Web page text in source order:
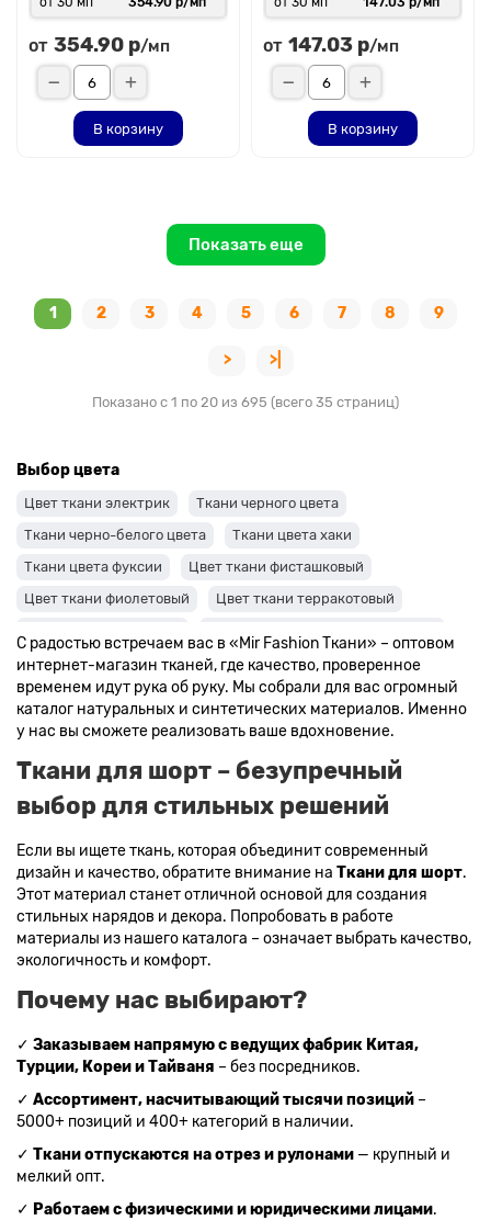
от 354.90 р/мп
В корзину
от 147.03 р/мп
В корзину
Показать еще
1 2 3 4 5 6 7 8 9
> >|
Показано с 1 по 20 из 695 (всего 35 страниц)
Выбор цвета
Цвет ткани электрик
Ткани черного цвета
Ткани черно-белого цвета
Ткани цвета хаки
Ткани цвета фуксии
Цвет ткани фисташковый
Цвет ткани фиолетовый
Цвет ткани терракотовый
Цвет ткани серый + оттенки: темные и светлые
Цвет ткани салатовый
Цвет ткани розовый
Ткани цвета пудра
Ткани персикового цвета
Ткани оранжевого цвета
Ткани оливкового цвета
Ткани лимонного цвета
Ткани красного цвета разных оттенков
Ткани кораллового цвета
Ткани цвета какао
Изумрудный цвет ткани
Ткани зеленого цвета
Ткани желтого цвета
Ткани цвета индиго
Цвет ткани бежевый
С радостью встречаем вас в «Mir Fashion Ткани» – оптовом
интернет-магазин тканей, где качество, проверенное
временем идут рука об руку. Мы собрали для вас огромный
каталог натуральных и синтетических материалов. Именно
у нас вы сможете реализовать ваше вдохновение.
Ткани для шорт – безупречный
выбор для стильных решений
Если вы ищете ткань, которая объединит современный
дизайн и качество, обратите внимание на Ткани для шорт.
Этот материал станет отличной основой для создания
стильных нарядов и декора. Попробовать в работе
материалы из нашего каталога – означает выбрать качество,
экологичность и комфорт.
Почему нас выбирают?
✓ Заказываем напрямую с ведущих фабрик Китая,
Турции, Кореи и Тайваня – без посредников.
✓ Ассортимент, насчитывающий тысячи позиций –
5000+ позиций и 400+ категорий в наличии.
✓ Ткани отпускаются на отрез и рулонами — крупный и
мелкий опт.
✓ Работаем с физическими и юридическими лицами.